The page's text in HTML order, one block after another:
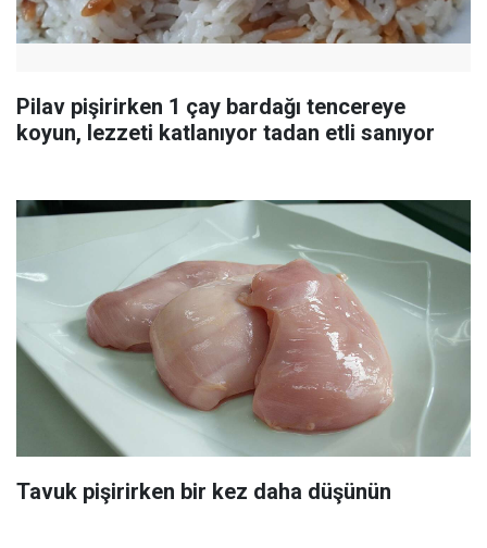
Pilav pişirirken 1 çay bardağı tencereye
koyun, lezzeti katlanıyor tadan etli sanıyor
Tavuk pişirirken bir kez daha düşünün